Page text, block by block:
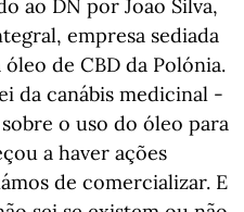
ao DN por João Silva,
empresa sediada
de CBD da Polónia.
da canábis medicinal -
o uso do óleo para
a haver ações
de comercializar. E